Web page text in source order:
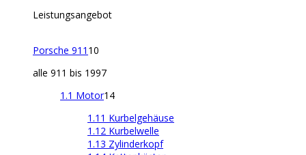
Leistungsangebot
Porsche 911 10
alle 911 bis 1997
1.1 Motor14
1.11 Kurbelgehäuse
1.12 Kurbelwelle
1.13 Zylinderkopf